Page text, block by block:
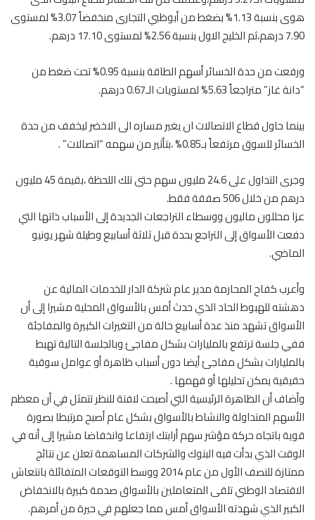
هوى بنسبة 1.13% بضغط من أبوظبي التجارى منخفضاً 3.07% لمستوى
7.90 درهم،ثم الخليج الاول بنسبة 2.56% لمستوى 17.10 درهم.
ورفعت من حدة الخسائر أسهم الطاقة بنسبة 0.95% تحت ضغط من
“دانة غاز” متراجعاً 5.63% لمستويات الـ0.67 درهم.
بينما حاول قطاع الاتصالات ان يغير مساره الى الاخضر ليخفف من حدة
الخسائر للسوق مرتفعاً بـ0.85% ،بتأثير من سهمه “اتصالات” .
وجرى التداول على 24.6 مليون سهم حتى تلك اللحظة ،بقيمة 45 مليون
درهم من خلال 506 صفقة فقط.
عزا محللون ماليون ووسطاء التراجعات الجديدة إلى الأسباب ذاتها التي
دفعت الأسواق إلى التراجع بحدة قبل ثلاثة أسابيع وطيلة شهر يونيو
الماضي.
وأعرب كفاح المحارمة مدير عام شركة الدار للخدمات المالية عن
دهشته للهبوط الحاد الذي حدث أمس بالأسواق المحلية مشيرا إلى أن
الأسواق تشهد منذ عدة أسابيع حالة من التغيرات الكبيرة والمفاجئة
ففي جلسة ترتفع بالمليارات بشكل مفاجئ وبالجلسة التالية تهبط
بالمليارات بشكل مفاجئ أيضا دون أسباب ظاهرة أو عوامل سوقية
حقيقية يمكن تحليلها أو فهمها .
وأضاف أن الظاهرة الرئيسية التي أصبحت لافتة للنظر تتمثل في أن معظم
الأسهم المتداولة والنشاط بالأسواق بشكل عام أصبح مرتبطا بصورة
قوية باتجاه حركة مؤشر سهم أرابتك ارتفاعا وانخفاضا مشيرا إلى أنه في
الوقت الذي بدأت فيه البنوك والشركات المساهمة تعلن عن نتائج
ممتازة للنصف الأول من عام 2014 ووسط التوقعات المتفائلة بانتعاش
الاقتصاد الوطني تلقى المتعاملين بالأسواق صدمة كبيرة بالانخفاض
الكبير الذي شهدته الأسواق أمس مما جعلهم في حيرة من أمرهم.